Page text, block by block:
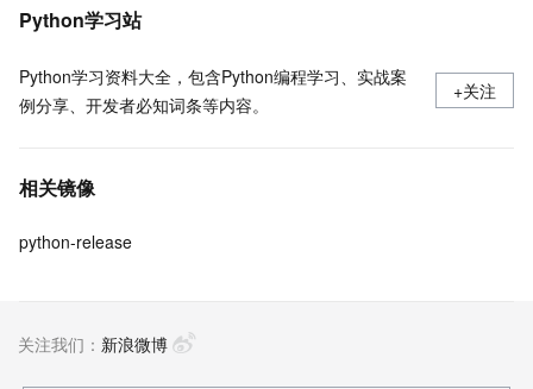
Python学习站
Python学习资料大全，包含Python编程学习、实战案
例分享、开发者必知词条等内容。
+关注
相关镜像
python-release
关注我们： 新浪微博